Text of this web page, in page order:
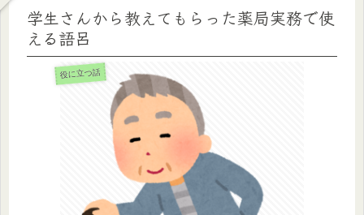
学生さんから教えてもらった薬局実務で使
える語呂
役に立つ話